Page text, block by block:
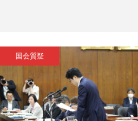
国会質疑